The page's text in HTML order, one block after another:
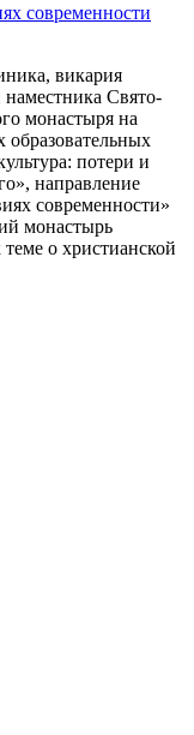
современности
викария
Свято-
монастыря на
потери и
направление
современности»
монастырь
о христианской